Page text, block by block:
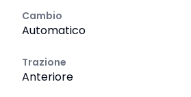
Cambio
Automatico
Trazione
Anteriore